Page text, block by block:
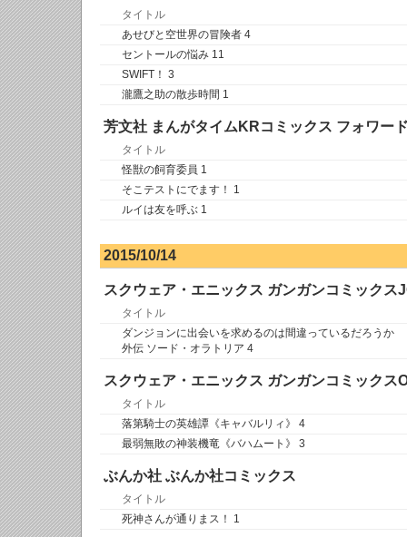
タイトル
あせびと空世界の冒険者 4
セントールの悩み 11
SWIFT！ 3
瀧鷹之助の散歩時間 1
芳文社 まんがタイムKRコミックス フォワー
タイトル
怪獣の飼育委員 1
そこテストにでます！ 1
ルイは友を呼ぶ 1
2015/10/14
スクウェア・エニックス ガンガンコミックス
タイトル
ダンジョンに出会いを求めるのは間違っているだろうか
外伝 ソード・オラトリア 4
スクウェア・エニックス ガンガンコミックス
タイトル
落第騎士の英雄譚《キャバルリィ》 4
最弱無敗の神装機竜《バハムート》 3
ぶんか社 ぶんか社コミックス
タイトル
死神さんが通りまス！ 1